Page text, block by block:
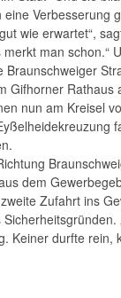
Verbesserung
wie erwartet“,
man schon.“
Braunschweiger
Gifhorner Rathaus
nun am Kreisel
dem
Zufahrt ins
Keiner durfte rein,